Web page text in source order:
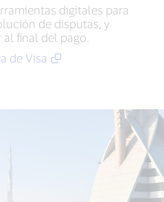
digitales para
de disputas, y
final del pago.
de Visa